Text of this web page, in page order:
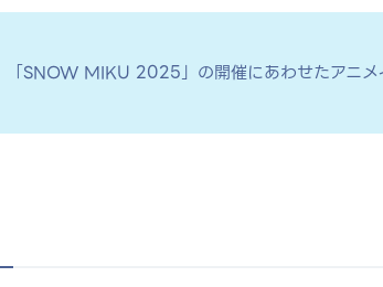
「SNOW MIKU 2025」の開催にあわせたアニ